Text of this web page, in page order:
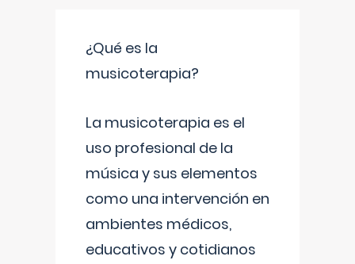
¿Qué es la
musicoterapia?
La musicoterapia es el
uso profesional de la
música y sus elementos
como una intervención en
ambientes médicos,
educativos y cotidianos